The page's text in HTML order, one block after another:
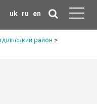
uk ru en
район >